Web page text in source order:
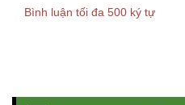
Bình luận tối đa 500 ký tự